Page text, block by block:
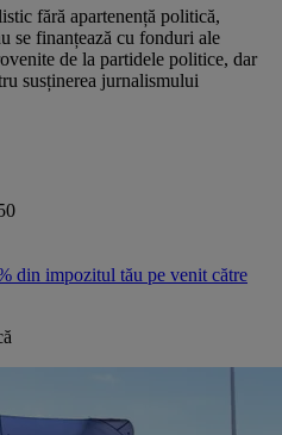
fără apartenență politică,
se finanțează cu fonduri ale
de la partidele politice, dar
susținerea jurnalismului
din impozitul tău pe venit către